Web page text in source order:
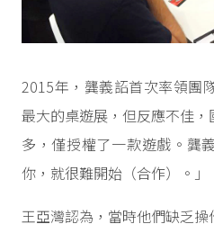
2015年，龔義詔首次率領團
最大的桌遊展，但反應不佳
多，僅授權了一款遊戲。龔
你，就很難開始（合作）。」
王亞灣認為，當時他們缺乏